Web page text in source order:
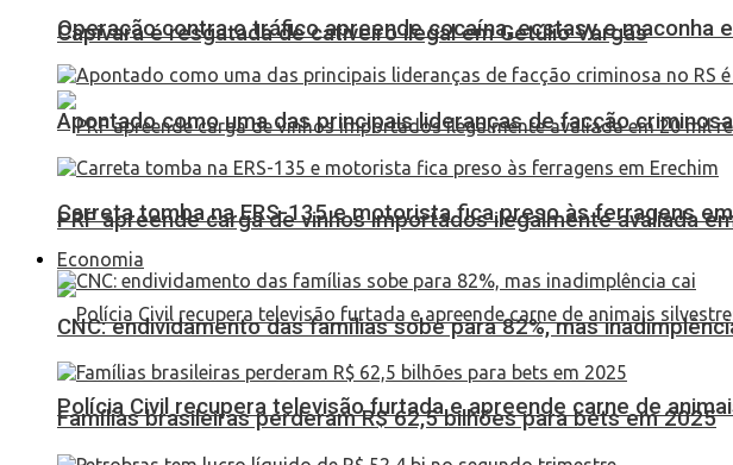
Capivara é resgatada de cativeiro ilegal em Getúlio Vargas
PRF apreende carga de vinhos importados ilegalmente avaliada
Polícia Civil recupera televisão furtada e apreende carne de
Operação contra o tráfico apreende cocaína, ecstasy e maconha
Apontado como uma das principais lideranças de facção
Carreta tomba na ERS-135 e motorista fica preso às ferragens
Economia
CNC: endividamento das famílias sobe para 82%, mas
Famílias brasileiras perderam R$ 62,5 bilhões para bets em 2025